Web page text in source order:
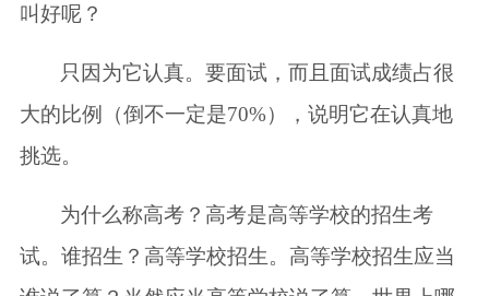
叫好呢？
只因为它认真。要面试，而且面试成绩占很
大的比例（倒不一定是70%），说明它在认真地
挑选。
为什么称高考？高考是高等学校的招生考
试。谁招生？高等学校招生。高等学校招生应当